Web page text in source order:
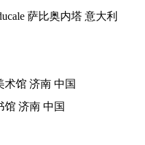
萨比奥内塔 意大利
术馆 济南 中国
馆 济南 中国